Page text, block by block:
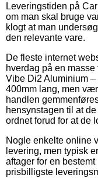
Leveringstiden på
om man skal bruge
klogt at man
den relevante vare.
De fleste internet
hverdag på en
Vibe Di2 Aluminium –
400mm lang, men
handlen
hensynstagen til at
ordnet forud for at de
Nogle enkelte online
levering, men typisk
aftager for en
prisbilligste